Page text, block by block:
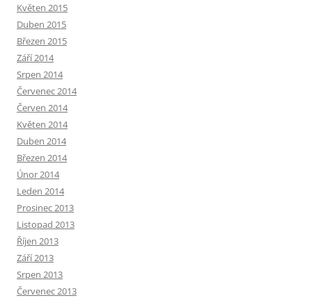
Květen 2015
Duben 2015
Březen 2015
Září 2014
Srpen 2014
Červenec 2014
Červen 2014
Květen 2014
Duben 2014
Březen 2014
Únor 2014
Leden 2014
Prosinec 2013
Listopad 2013
Říjen 2013
Září 2013
Srpen 2013
Červenec 2013